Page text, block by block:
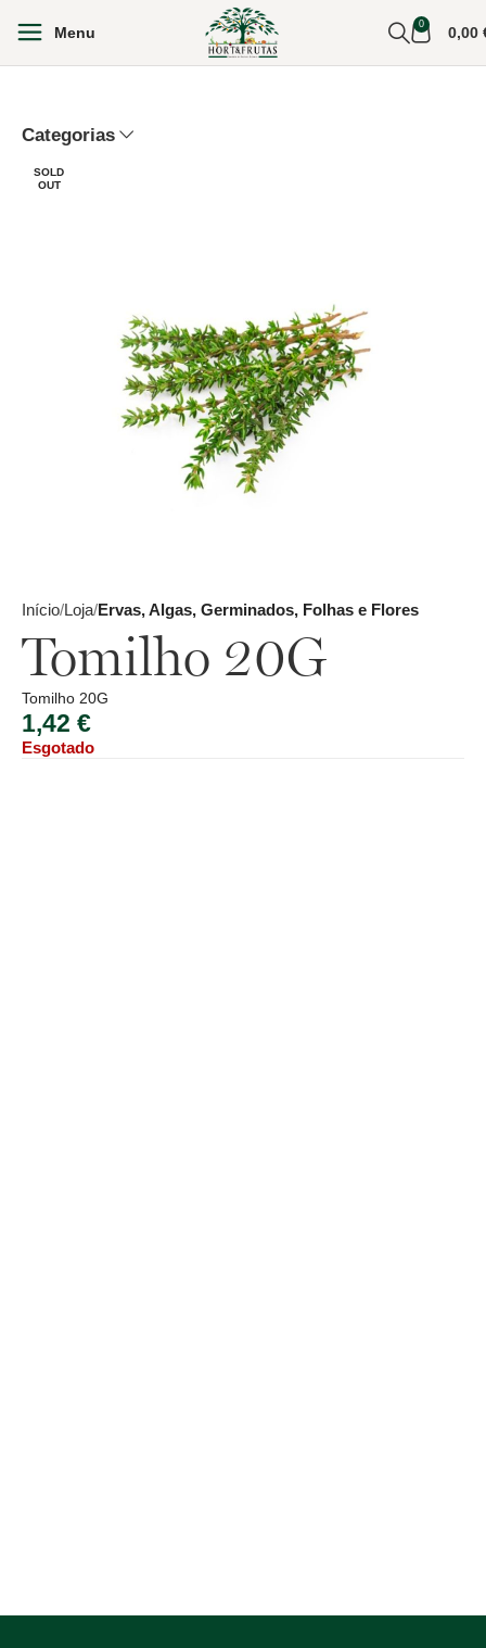
Menu 0 0,00
Categorias
SOLD
OUT
Início Loja Ervas, Algas, Germinados, Folhas e Flores
Tomilho 20G
Tomilho 20G
1,42 €
Esgotado